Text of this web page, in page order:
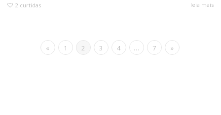
2 curtidas leia mais
« 1 2 3 4 … 7 »